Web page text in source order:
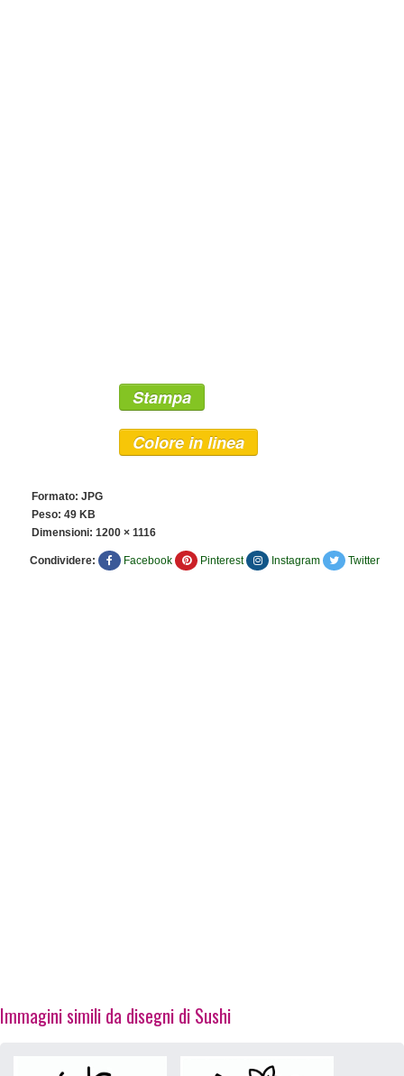
Stampa
Colore in linea
Formato: JPG
Peso: 49 KB
Dimensioni: 1200 × 1116
Condividere: Facebook Pinterest Instagram Twitter
Immagini simili da disegni di Sushi